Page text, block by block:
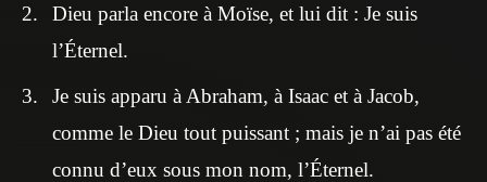
Dieu parla encore à Moïse, et lui dit : Je suis
l’Éternel.
Je suis apparu à Abraham, à Isaac et à Jacob,
comme le Dieu tout puissant ; mais je n’ai pas été
connu d’eux sous mon nom, l’Éternel.